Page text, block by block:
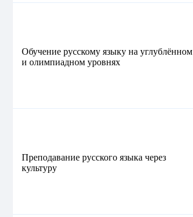
Обучение русскому языку на углублённом
и олимпиадном уровнях
Преподавание русского языка через
культуру